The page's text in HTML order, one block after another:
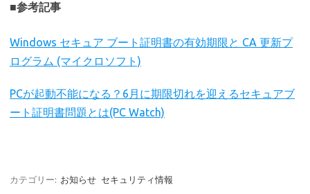
■参考記事
Windows セキュア ブート証明書の有効期限と CA 更新プ
ログラム (マイクロソフト)
PCが起動不能になる？6月に期限切れを迎えるセキュアブ
ート証明書問題とは(PC Watch)
カテゴリー: お知らせ セキュリティ情報